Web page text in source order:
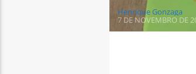
Henrique Gonzaga
7 DE NOVEMBRO DE